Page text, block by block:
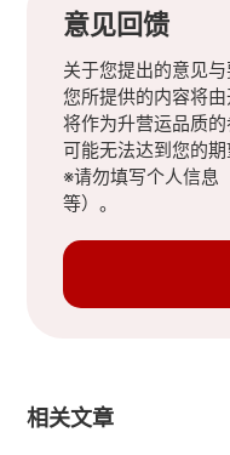
意见回馈
关于您提出的意见与
您所提供的内容将
将作为升营运品质
可能无法达到您的期
※请勿填写个人信息
等）。
相关文章